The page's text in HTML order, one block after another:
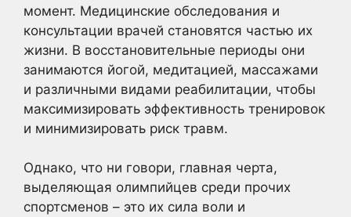
момент. Медицинские обследования и
консультации врачей становятся частью их
жизни. В восстановительные периоды они
занимаются йогой, медитацией, массажами
и различными видами реабилитации, чтобы
максимизировать эффективность тренировок
и минимизировать риск травм.
Однако, что ни говори, главная черта,
выделяющая олимпийцев среди прочих
спортсменов – это их сила воли и